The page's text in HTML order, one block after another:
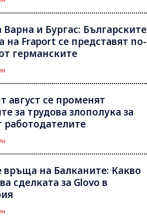
Варна и Бургас: Българските
на Fraport се представят по-
германските
август се променят
за трудова злополука за
работодателите
връща на Балканите: Какво
сделката за Glovo в